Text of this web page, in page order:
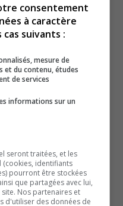
des personnes en
à la loi 2.
consentement
à caractère
suivants :
mesure de
et du contenu, études
de services
informations sur un
seront traitées, et les
identifiants
pourront être stockées
que partagées avec lui,
Nos partenaires et
d'utiliser des données de